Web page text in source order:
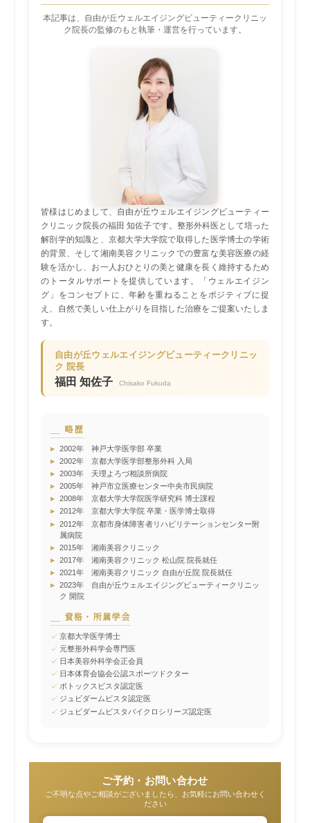
本記事は、自由が丘ウェルエイジングビューティークリニッ
ク院長の監修のもと執筆・運営を行っています。
皆様はじめまして、自由が丘ウェルエイジングビューティー
クリニック院長の福田 知佐子です。整形外科医として培った
解剖学的知識と、京都大学大学院で取得した医学博士の学術
的背景、そして湘南美容クリニックでの豊富な美容医療の経
験を活かし、お一人おひとりの美と健康を長く維持するため
のトータルサポートを提供しています。「ウェルエイジン
グ」をコンセプトに、年齢を重ねることをポジティブに捉
え、自然で美しい仕上がりを目指した治療をご提案いたしま
す。
自由が丘ウェルエイジングビューティークリニッ
ク 院長
福田 知佐子 Chisako Fukuda
略歴
▸
2002年 神戸大学医学部 卒業
▸
2002年 京都大学医学部整形外科 入局
▸
2003年 天理よろづ相談所病院
▸
2005年 神戸市立医療センター中央市民病院
▸
2008年 京都大学大学院医学研究科 博士課程
▸
2012年 京都大学大学院 卒業・医学博士取得
▸
2012年 京都市身体障害者リハビリテーションセンター附
属病院
▸
2015年 湘南美容クリニック
▸
2017年 湘南美容クリニック 松山院 院長就任
▸
2021年 湘南美容クリニック 自由が丘院 院長就任
▸
2023年 自由が丘ウェルエイジングビューティークリニッ
ク 開院
資格・所属学会
✓ 京都大学医学博士
✓ 元整形外科学会専門医
✓ 日本美容外科学会正会員
✓ 日本体育会協会公認スポーツドクター
✓ ボトックスビスタ認定医
✓ ジュビダームビスタ認定医
✓ ジュビダームビスタバイクロシリーズ認定医
ご予約・お問い合わせ
ご不明な点やご相談がございましたら、お気軽にお問い合わせく
ださい